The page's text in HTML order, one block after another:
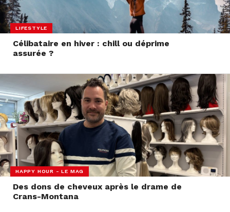
LIFESTYLE
Célibataire en hiver : chill ou déprime
assurée ?
HAPPY HOUR - LE MAG
Des dons de cheveux après le drame de
Crans-Montana